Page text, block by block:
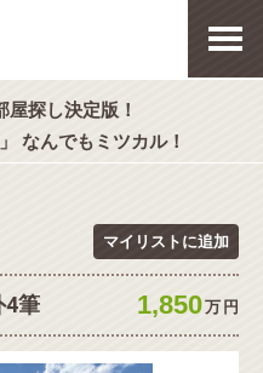
探し決定版！
なんでもミツカル！
マイリストに追加
筆 1,850万 円